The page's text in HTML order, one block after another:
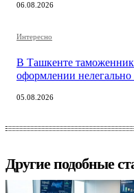
06.08.2026
Интересно
В Ташкенте
оформлении
05.08.2026
Другие подобные